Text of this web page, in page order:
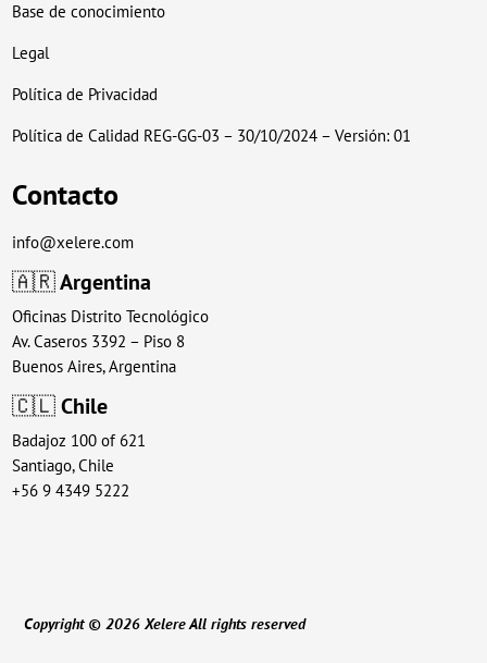
Base de conocimiento
Legal
Política de Privacidad
Política de Calidad REG-GG-03 – 30/10/2024 – Versión: 01
Contacto
info@xelere.com
🇦🇷Argentina
Oficinas Distrito Tecnológico
Av. Caseros 3392 – Piso 8
Buenos Aires, Argentina
🇨🇱 Chile
Badajoz 100 of 621
Santiago, Chile
+56 9 4349 5222
Copyright © 2026 Xelere All rights reserved